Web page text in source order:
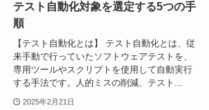
テスト自動化対象を選定する5つの手
順
【テスト自動化とは】 テスト自動化とは、従
来手動で行っていたソフトウェアテストを、
専用ツールやスクリプトを使用して自動実行
する手法です。人的ミスの削減、テスト...
2025年2月21日